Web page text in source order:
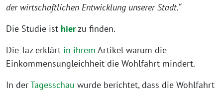
der wirtschaftlichen Entwicklung unserer Stadt.“
Die Studie ist hierzu finden.
Die Taz erklärt in ihrem Artikel warum die
Einkommensungleichheit die Wohlfahrt mindert.
In derTagesschau wurde berichtet, dass die Wohlfahrt